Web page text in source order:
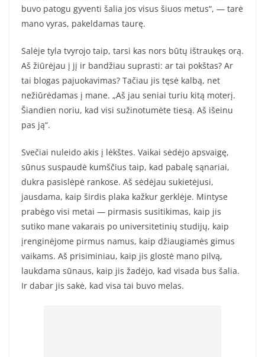
buvo patogu gyventi šalia jos visus šiuos metus“, — tarė
mano vyras, pakeldamas taurę.
Salėje tyla tvyrojo taip, tarsi kas nors būtų ištraukęs orą.
Aš žiūrėjau į jį ir bandžiau suprasti: ar tai pokštas? Ar
tai blogas pajuokavimas? Tačiau jis tęsė kalbą, net
nežiūrėdamas į mane. „Aš jau seniai turiu kitą moterį.
Šiandien noriu, kad visi sužinotumėte tiesą. Aš išeinu
pas ją“.
Svečiai nuleido akis į lėkštes. Vaikai sėdėjo apsvaigę,
sūnus suspaudė kumščius taip, kad pabalę sąnariai,
dukra pasislėpė rankose. Aš sėdėjau sukietėjusi,
jausdama, kaip širdis plaka kažkur gerklėje. Mintyse
prabėgo visi metai — pirmasis susitikimas, kaip jis
sutiko mane vakarais po universitetinių studijų, kaip
įrenginėjome pirmus namus, kaip džiaugiamės gimus
vaikams. Aš prisiminiau, kaip jis glostė mano pilvą,
laukdama sūnaus, kaip jis žadėjo, kad visada bus šalia.
Ir dabar jis sakė, kad visa tai buvo melas.